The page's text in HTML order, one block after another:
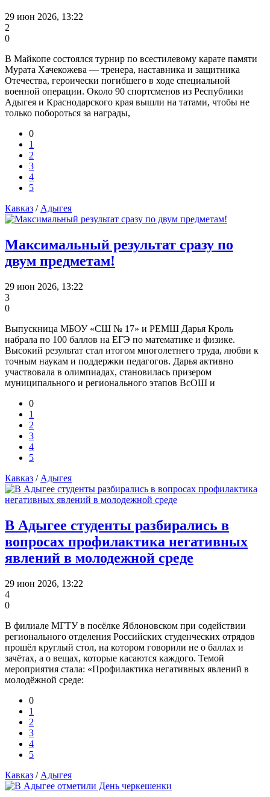
29 июн 2026, 13:22
2
0
В Майкопе состоялся турнир по всестилевому карате памяти
Мурата Хачекожева — тренера, наставника и защитника
Отечества, героически погибшего в ходе специальной
военной операции. Около 90 спортсменов из Республики
Адыгея и Краснодарского края вышли на татами, чтобы не
только побороться за награды,
0
1
2
3
4
5
Кавказ / Адыгея
Максимальный результат сразу по
двум предметам!
29 июн 2026, 13:22
3
0
Выпускница МБОУ «СШ № 17» и РЕМШ Дарья Кроль
набрала по 100 баллов на ЕГЭ по математике и физике.
Высокий результат стал итогом многолетнего труда, любви к
точным наукам и поддержки педагогов. Дарья активно
участвовала в олимпиадах, становилась призером
муниципального и регионального этапов ВсОШ и
0
1
2
3
4
5
Кавказ / Адыгея
В Адыгее студенты разбирались в
вопросах профилактика негативных
явлений в молодежной среде
29 июн 2026, 13:22
4
0
В филиале МГТУ в посёлке Яблоновском при содействии
регионального отделения Российских студенческих отрядов
прошёл круглый стол, на котором говорили не о баллах и
зачётах, а о вещах, которые касаются каждого. Темой
мероприятия стала: «Профилактика негативных явлений в
молодёжной среде:
0
1
2
3
4
5
Кавказ / Адыгея